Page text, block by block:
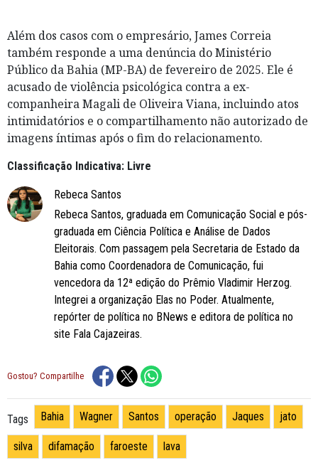
Além dos casos com o empresário, James Correia
também responde a uma denúncia do Ministério
Público da Bahia (MP-BA) de fevereiro de 2025. Ele é
acusado de violência psicológica contra a ex-
companheira Magali de Oliveira Viana, incluindo atos
intimidatórios e o compartilhamento não autorizado de
imagens íntimas após o fim do relacionamento.
Classificação Indicativa: Livre
Rebeca Santos
Rebeca Santos, graduada em Comunicação Social e pós-
graduada em Ciência Política e Análise de Dados
Eleitorais. Com passagem pela Secretaria de Estado da
Bahia como Coordenadora de Comunicação, fui
vencedora da 12ª edição do Prêmio Vladimir Herzog.
Integrei a organização Elas no Poder. Atualmente,
repórter de política no BNews e editora de política no
site Fala Cajazeiras.
Gostou? Compartilhe
Tags Bahia Wagner Santos operação Jaques jato
silva difamação faroeste lava